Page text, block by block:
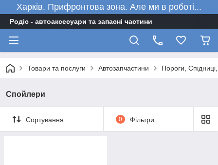
Харків. Прифронтова зона. Але ми в роботі...
Родіс - автоаксесуари та запасні частини
Товари та послуги Автозапчастини Пороги,
Спойлери
Сортування 0 Фільтри